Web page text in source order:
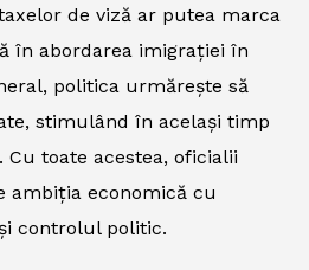
de viză ar putea marca
în abordarea imigrației în
politica urmărește să
stimulând în același timp
Cu toate acestea, oficialii
ambiția economică cu
controlul politic.